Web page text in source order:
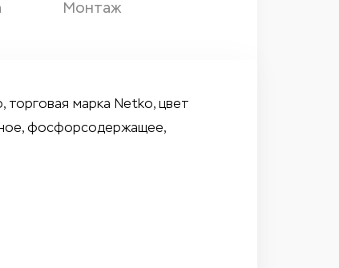
Монтаж
торговая марка Netko, цвет
фосфорсодержащее,